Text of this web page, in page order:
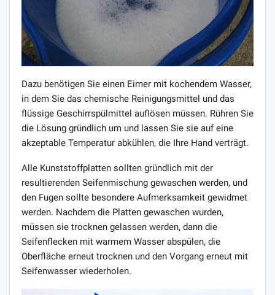
Dazu benötigen Sie einen Eimer mit kochendem Wasser,
in dem Sie das chemische Reinigungsmittel und das
flüssige Geschirrspülmittel auflösen müssen. Rühren Sie
die Lösung gründlich um und lassen Sie sie auf eine
akzeptable Temperatur abkühlen, die Ihre Hand verträgt.
Alle Kunststoffplatten sollten gründlich mit der
resultierenden Seifenmischung gewaschen werden, und
den Fugen sollte besondere Aufmerksamkeit gewidmet
werden. Nachdem die Platten gewaschen wurden,
müssen sie trocknen gelassen werden, dann die
Seifenflecken mit warmem Wasser abspülen, die
Oberfläche erneut trocknen und den Vorgang erneut mit
Seifenwasser wiederholen.